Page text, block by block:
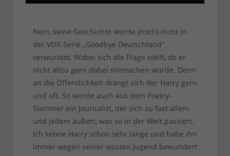
Nein, seine Geschichte wurde (noch) nicht in
der VOX-Serie „Goodbye Deutschland“
verwurstet. Wobei sich die Frage stellt, ob er
nicht allzu gern dabei mitmachen würde. Denn
an die Öffentlichkeit drängt sich der Harry gern
und oft. So wurde auch aus dem Poetry-
Slammer ein Journalist, der sich zu fast allem
und jedem äußert, was so in der Welt passiert.
Ich kenne Harry schon sehr lange und habe ihn
immer wegen seiner wüsten Jugend bewundert